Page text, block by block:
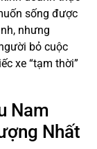
sống được
nhưng
bỏ cuộc
xe “tạm thời”
Nam
Nhất